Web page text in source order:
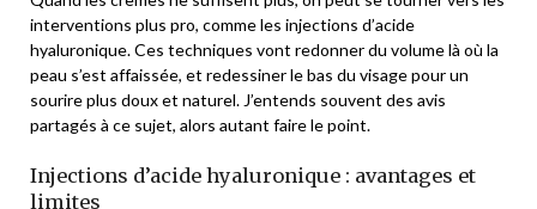
interventions plus pro, comme les injections d’acide
hyaluronique. Ces techniques vont redonner du volume là où la
peau s’est affaissée, et redessiner le bas du visage pour un
sourire plus doux et naturel. J’entends souvent des avis
partagés à ce sujet, alors autant faire le point.
Injections d’acide hyaluronique : avantages et
limites